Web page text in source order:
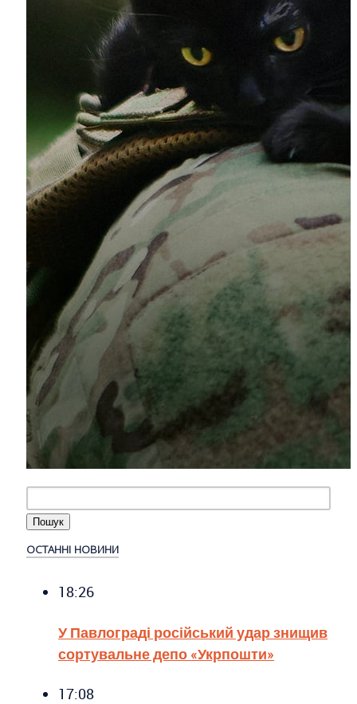
ОСТАННІ НОВИНИ
18:26
У Павлограді російський удар знищив
сортувальне депо «Укрпошти»
17:08